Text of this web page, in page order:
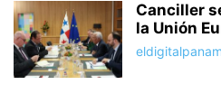
Canciller
la Unión